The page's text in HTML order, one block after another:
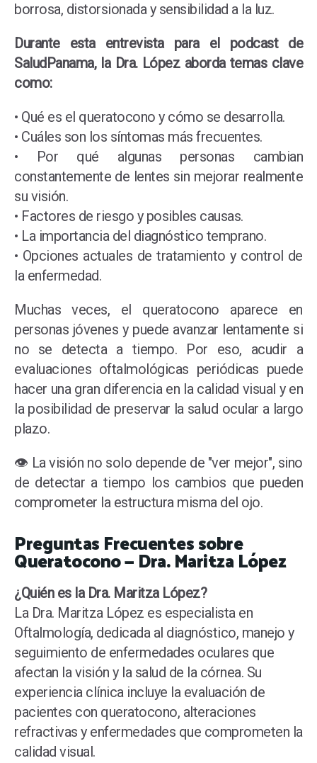
borrosa, distorsionada y sensibilidad a la luz.
Durante esta entrevista para el podcast de
SaludPanama, la Dra. López aborda temas clave
como:
• Qué es el queratocono y cómo se desarrolla.
• Cuáles son los síntomas más frecuentes.
• Por qué algunas personas cambian
constantemente de lentes sin mejorar realmente
su visión.
• Factores de riesgo y posibles causas.
• La importancia del diagnóstico temprano.
• Opciones actuales de tratamiento y control de
la enfermedad.
Muchas veces, el queratocono aparece en
personas jóvenes y puede avanzar lentamente si
no se detecta a tiempo. Por eso, acudir a
evaluaciones oftalmológicas periódicas puede
hacer una gran diferencia en la calidad visual y en
la posibilidad de preservar la salud ocular a largo
plazo.
👁️ La visión no solo depende de "ver mejor", sino
de detectar a tiempo los cambios que pueden
comprometer la estructura misma del ojo.
Preguntas Frecuentes sobre
Queratocono — Dra. Maritza López
¿Quién es la Dra. Maritza López?
La Dra. Maritza López es especialista en
Oftalmología, dedicada al diagnóstico, manejo y
seguimiento de enfermedades oculares que
afectan la visión y la salud de la córnea. Su
experiencia clínica incluye la evaluación de
pacientes con queratocono, alteraciones
refractivas y enfermedades que comprometen la
calidad visual.